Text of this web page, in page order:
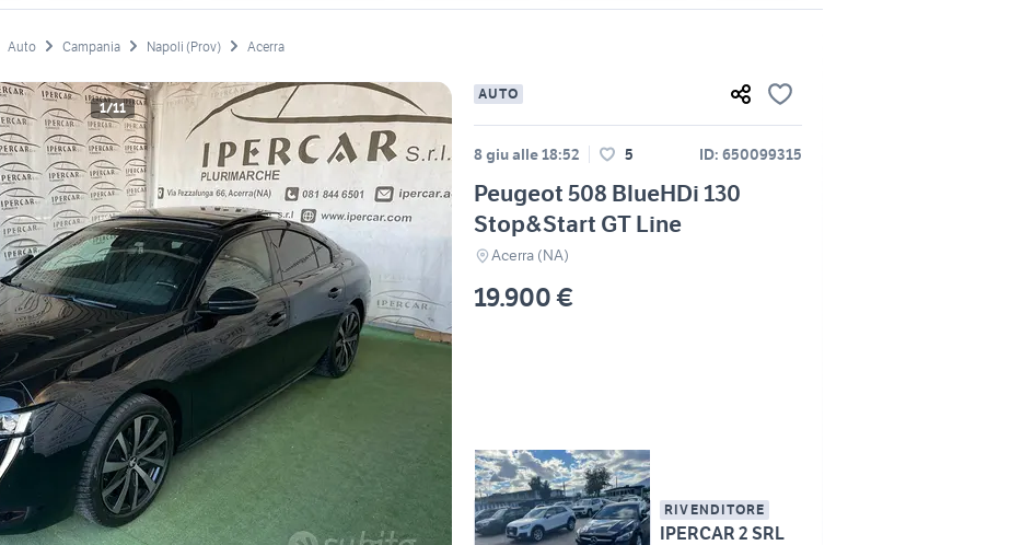
Auto Campania Napoli (Prov) Acerra
1/11
AUTO
8 giu alle 18:52 5 ID: 650099315
Peugeot 508 BlueHDi 130
Stop&Start GT Line
Acerra (NA)
19.900 €
RIVENDITORE
IPERCAR 2 SRL